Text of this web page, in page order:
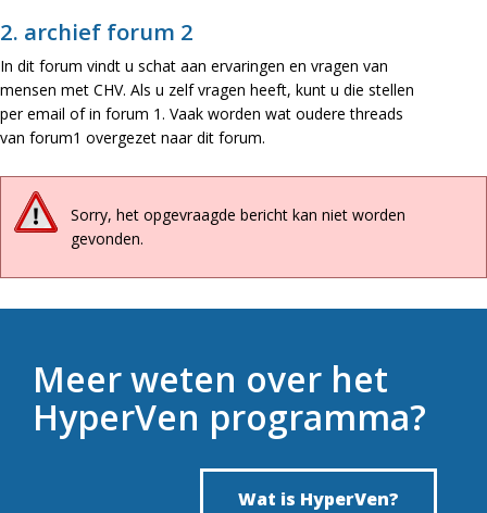
2. archief forum 2
In dit forum vindt u schat aan ervaringen en vragen van
mensen met CHV. Als u zelf vragen heeft, kunt u die stellen
per email of in forum 1. Vaak worden wat oudere threads
van forum1 overgezet naar dit forum.
Sorry, het opgevraagde bericht kan niet worden
gevonden.
Meer weten over het
HyperVen programma?
Wat is HyperVen?